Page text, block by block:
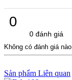
0
0 đánh giá
Không có đánh giá
Sản phẩm Liên quan